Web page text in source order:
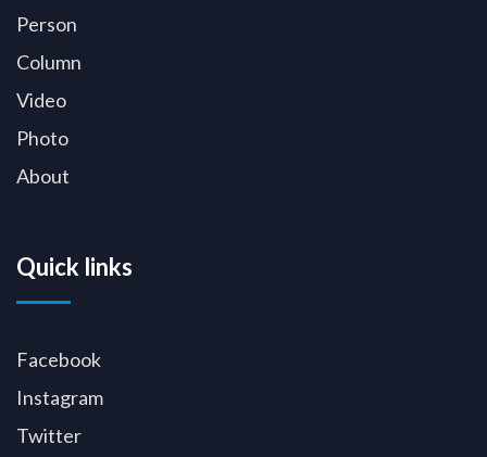
Person
Column
Video
Photo
About
Quick links
Facebook
Instagram
Twitter